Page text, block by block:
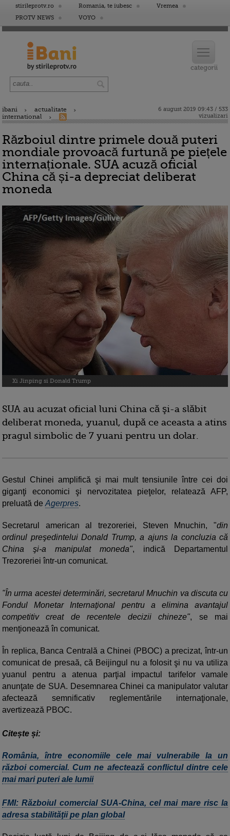
stirileprotv.ro Romania, te iubesc
Vremea
PROTV NEWS
VOYO
ibani
actualitate
international
6 august 2019 09:43 / 533
vizualizari
Războiul dintre primele două puteri
mondiale provoacă furtună pe piețele
internaționale. SUA acuză oficial
China că și-a depreciat deliberat
moneda
Xi Jinping si Donald Trump
SUA au acuzat oficial luni China că şi-a slăbit
deliberat moneda, yuanul, după ce aceasta a atins
pragul simbolic de 7 yuani pentru un dolar.
Gestul Chinei amplifică şi mai mult tensiunile între cei doi
giganţi economici şi nervozitatea pieţelor, relatează AFP,
preluată de Agerpres.
Secretarul american al trezoreriei, Steven Mnuchin, "din
ordinul preşedintelui Donald Trump, a ajuns la concluzia că
China şi-a manipulat moneda", indică Departamentul
Trezoreriei într-un comunicat.
"În urma acestei determinări, secretarul Mnuchin va discuta cu
Fondul Monetar Internaţional pentru a elimina avantajul
competitiv creat de recentele decizii chineze", se mai
menţionează în comunicat.
În replica, Banca Centrală a Chinei (PBOC) a precizat, într-un
comunicat de presaă, că Beijingul nu a folosit şi nu va utiliza
yuanul pentru a atenua parţial impactul tarifelor vamale
anunţate de SUA. Desemnarea Chinei ca manipulator valutar
afectează semnificativ reglementările internaţionale,
avertizează PBOC.
Citește și:
România, între economiile cele mai vulnerabile la un
război comercial. Cum ne afectează conflictul dintre cele
mai mari puteri ale lumii
FMI: Războiul comercial SUA-China, cel mai mare risc la
adresa stabilităţii pe plan global